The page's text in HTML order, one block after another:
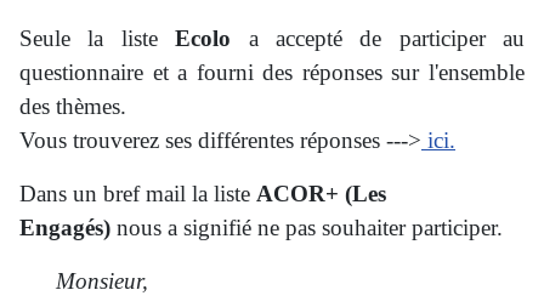
Seule la listeEcolo a accepté de participer au
questionnaire et a fourni des réponses sur l'ensemble
des thèmes.
Vous trouverez ses différentes réponses ---> ici.
Dans un bref mail la liste ACOR+ (Les
Engagés) nous a signifié ne pas souhaiter participer.
Monsieur,